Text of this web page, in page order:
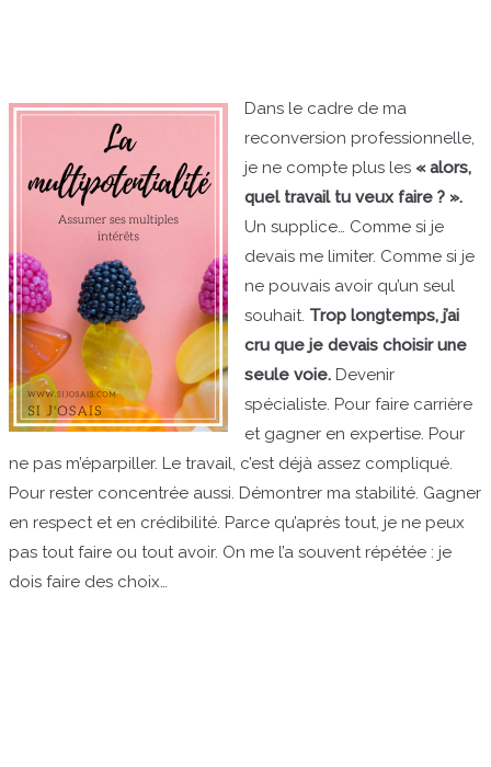
Dans le cadre de ma
reconversion professionnelle,
je ne compte plus les « alors,
quel travail tu veux faire ? ».
Un supplice… Comme si je
devais me limiter. Comme si je
ne pouvais avoir qu’un seul
souhait. Trop longtemps, j’ai
cru que je devais choisir une
seule voie. Devenir
spécialiste. Pour faire carrière
et gagner en expertise. Pour
ne pas m’éparpiller. Le travail, c’est déjà assez compliqué.
Pour rester concentrée aussi. Démontrer ma stabilité. Gagner
en respect et en crédibilité. Parce qu’après tout, je ne peux
pas tout faire ou tout avoir. On me l’a souvent répétée : je
dois faire des choix…